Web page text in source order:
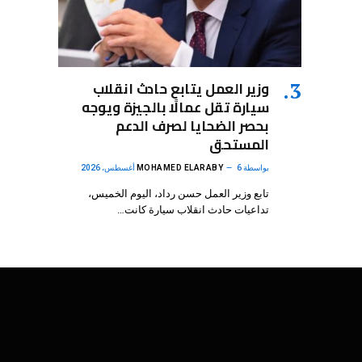
وزير العمل يتابع حادث انقلاب
سيارة تقل عمالًا بالجيزة ويوجه
بحصر الضحايا لصرف الدعم
المستحق
بواسطة MOHAMED ELARABY 6 أغسطس، 2026
تابع وزير العمل حسن رداد، اليوم الخميس،
تداعيات حادث انقلاب سيارة كانت…